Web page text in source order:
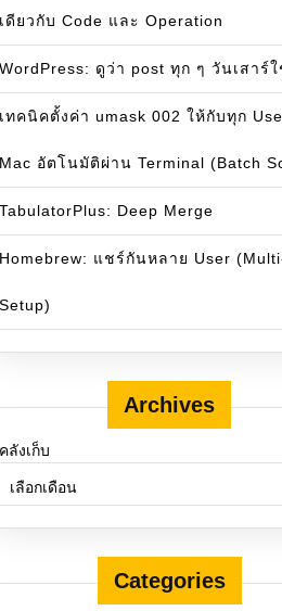
เดียวกับ Code และ Operation
WordPress: ดูว่า post ทุก ๆ วันเสาร์
เทคนิคตั้งค่า umask 002 ให้กับทุก
Mac อัตโนมัติผ่าน Terminal (Batch
TabulatorPlus: Deep Merge
Homebrew: แชร์กันหลาย User
Setup)
Archives
คลังเก็บ
Categories